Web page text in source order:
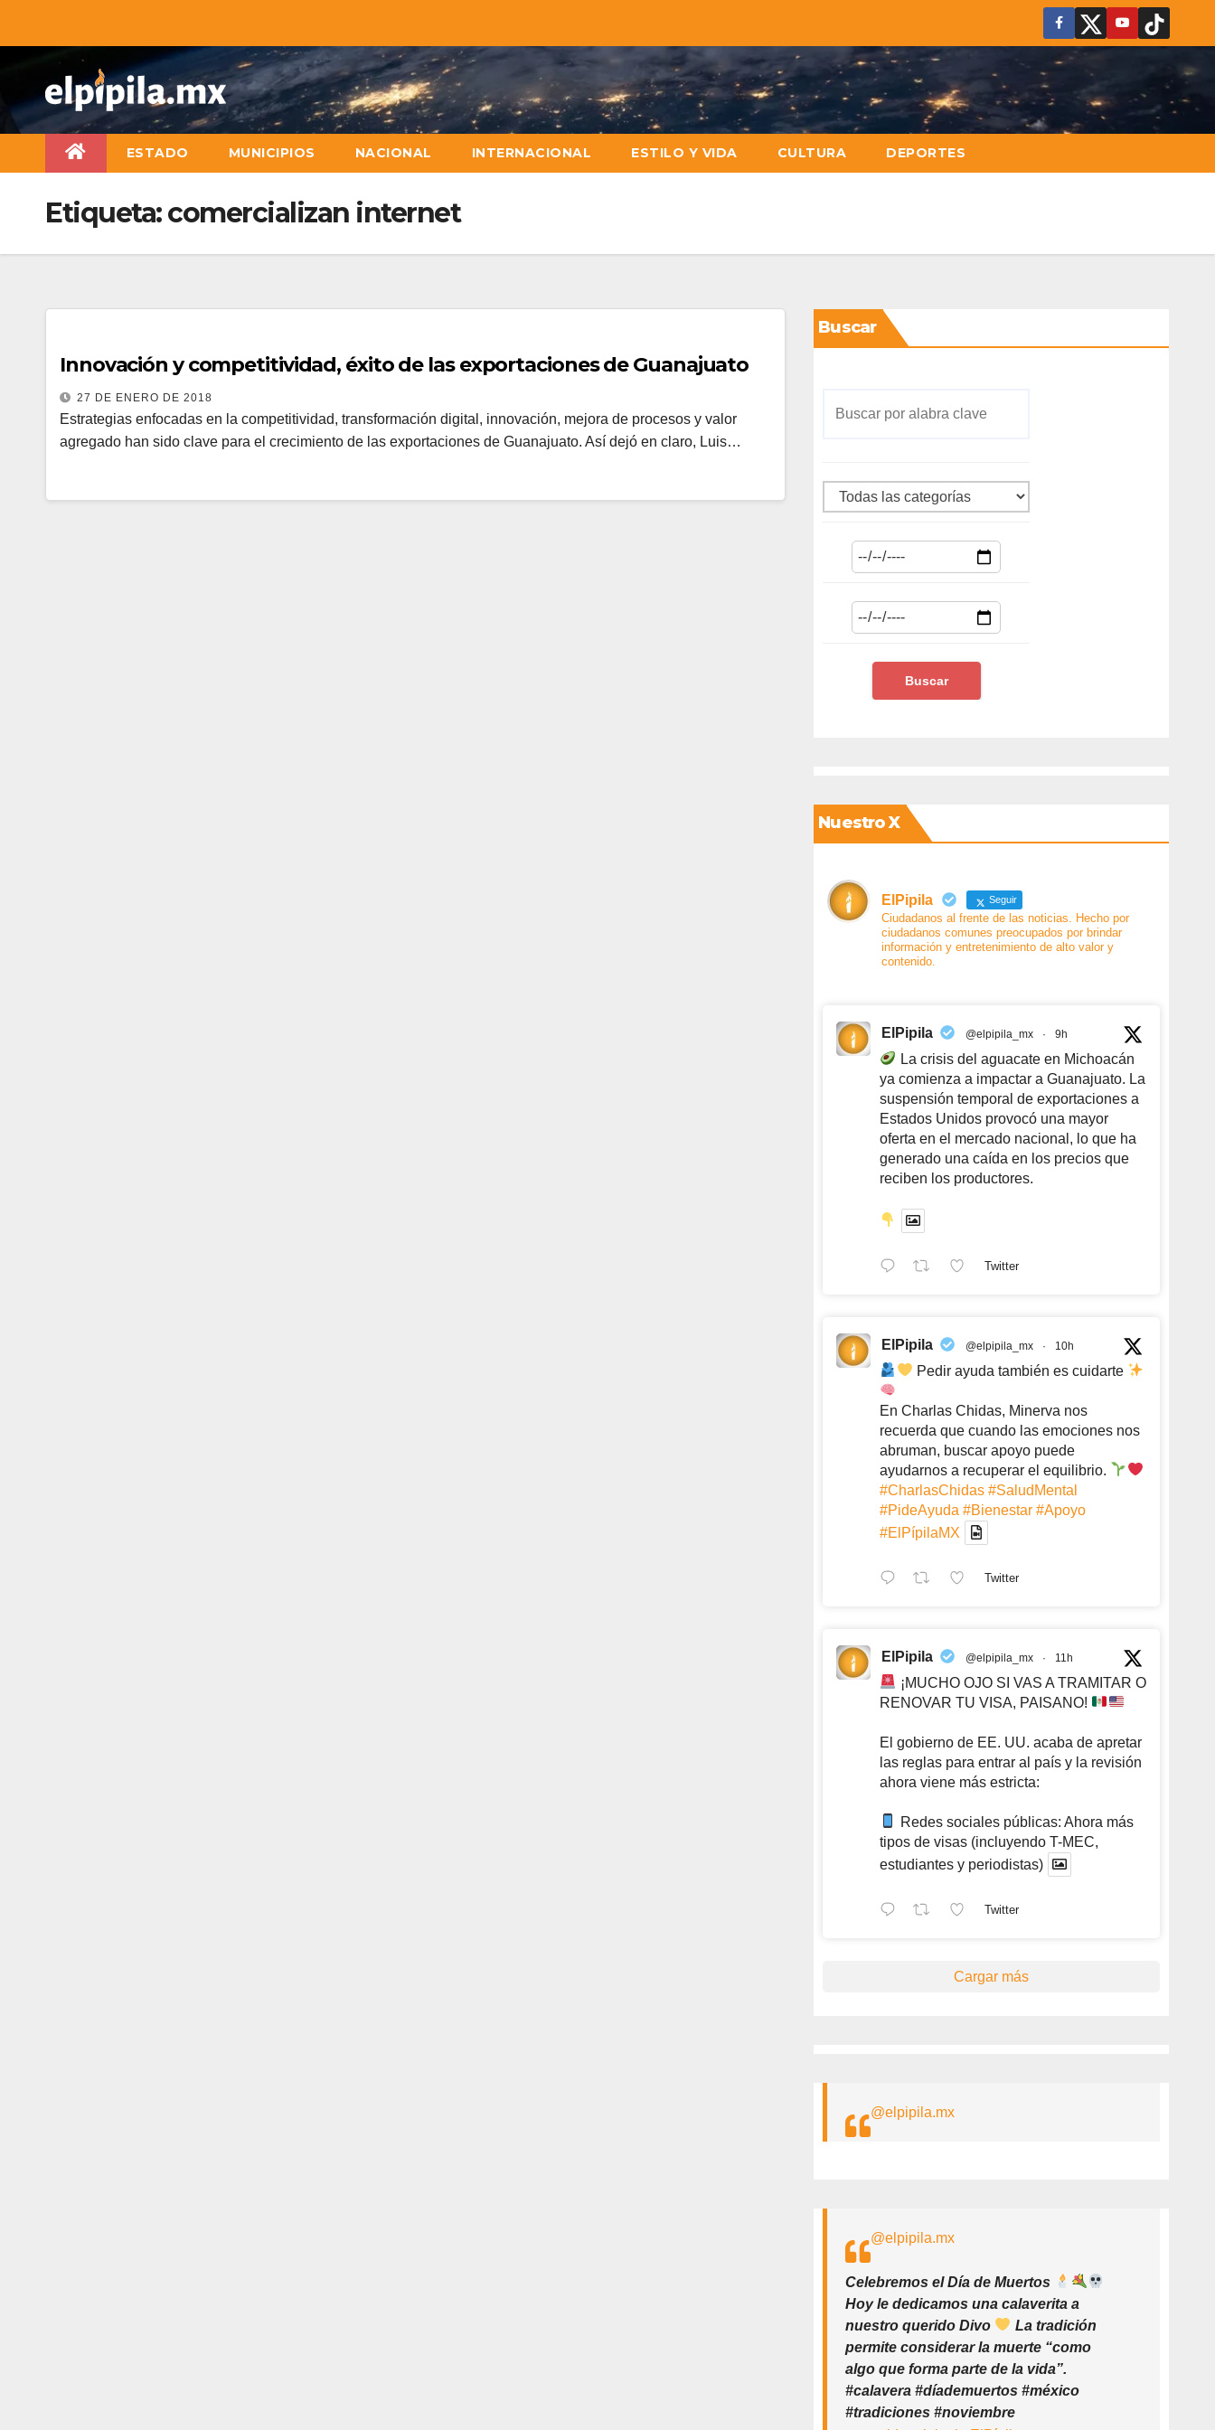
ESTADO MUNICIPIOS NACIONAL INTERNACIONAL ESTILO Y VIDA CULTURA DEPORTES
Etiqueta:comercializan internet
Innovación y competitividad, éxito de las exportaciones de Guanajuato
27 DE ENERO DE 2018
Estrategias enfocadas en la competitividad, transformación digital, innovación, mejora de procesos y valor
agregado han sido clave para el crecimiento de las exportaciones de Guanajuato. Así dejó en claro, Luis…
Buscar
Nuestro X
ElPipila Seguir
Ciudadanos al frente de las noticias. Hecho por
ciudadanos comunes preocupados por brindar
información y entretenimiento de alto valor y
contenido.
ElPipila @elpipila_mx · 9h
La crisis del aguacate en Michoacán
ya comienza a impactar a Guanajuato. La
suspensión temporal de exportaciones a
Estados Unidos provocó una mayor
oferta en el mercado nacional, lo que ha
generado una caída en los precios que
reciben los productores.
Twitter
ElPipila @elpipila_mx · 10h
Pedir ayuda también es cuidarte
En Charlas Chidas, Minerva nos
recuerda que cuando las emociones nos
abruman, buscar apoyo puede
ayudarnos a recuperar el equilibrio.
#CharlasChidas #SaludMental
#PideAyuda #Bienestar #Apoyo
#ElPípilaMX
Twitter
ElPipila @elpipila_mx · 11h
¡MUCHO OJO SI VAS A TRAMITAR O
RENOVAR TU VISA, PAISANO!
El gobierno de EE. UU. acaba de apretar
las reglas para entrar al país y la revisión
ahora viene más estricta:
Redes sociales públicas: Ahora más
tipos de visas (incluyendo T-MEC,
estudiantes y periodistas)
Twitter
Cargar más
@elpipila.mx
@elpipila.mx
Celebremos el Día de Muertos
Hoy le dedicamos una calaverita a
nuestro querido Divo
La tradición
permite considerar la muerte “como
algo que forma parte de la vida”.
#calavera #díademuertos #méxico
#tradiciones #noviembre